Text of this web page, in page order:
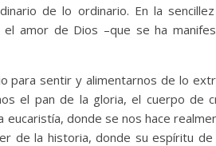
de lo ordinario. En la
amor de Dios –que se ha
para sentir y alimentarnos de lo
el pan de la gloria, el cuerpo de
donde se nos hace
de la historia, donde su espíritu